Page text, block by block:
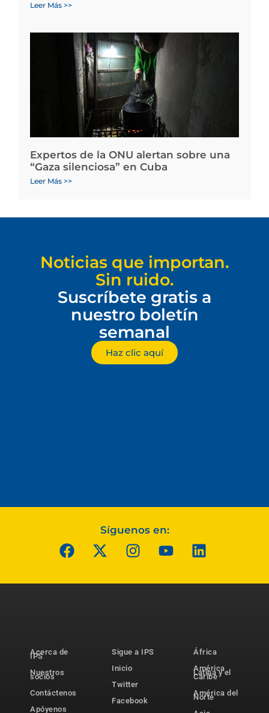
Leer Más >>
Expertos de la ONU alertan sobre una
“Gaza silenciosa” en Cuba
Leer Más >>
Noticias que importan.
Sin ruido.
Suscríbete gratis a
nuestro boletín
semanal
Haz clic aquí
Síguenos en:
Acerca de
IPS
Nuestros
socios
Contáctenos
Apóyenos
Sigue a IPS
Inicio
Twitter
Facebook
África
América
Latina y el
Caribe
América del
Norte